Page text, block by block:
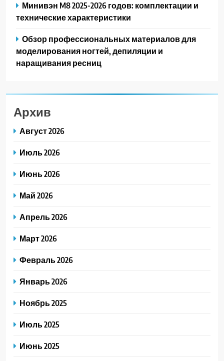
Минивэн M8 2025-2026 годов: комплектации и
технические характеристики
Обзор профессиональных материалов для
моделирования ногтей, депиляции и
наращивания ресниц
Архив
Август 2026
Июль 2026
Июнь 2026
Май 2026
Апрель 2026
Март 2026
Февраль 2026
Январь 2026
Ноябрь 2025
Июль 2025
Июнь 2025